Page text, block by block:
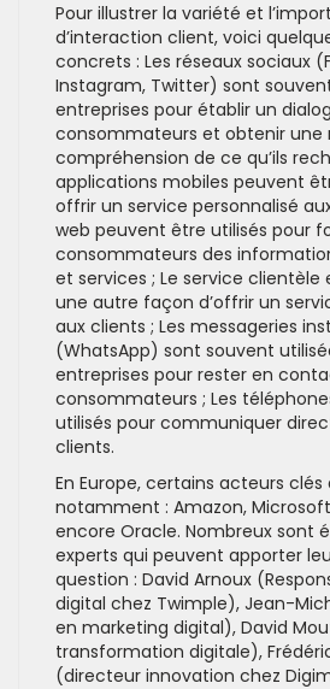
Pour illustrer la variété et
d’interaction client, voici
concrets : Les réseaux sociaux
Instagram, Twitter) sont
entreprises pour établir un
consommateurs et obtenir une
compréhension de ce qu’ils
applications mobiles peuvent
offrir un service personnalisé
web peuvent être utilisés pour
consommateurs des
et services ; Le service clientèle
une autre façon d’offrir un
aux clients ; Les messageries
(WhatsApp) sont souvent
entreprises pour rester en
consommateurs ; Les
utilisés pour communiquer
clients.
En Europe, certains acteurs
notamment : Amazon,
encore Oracle. Nombreux sont
experts qui peuvent apporter
question : David Arnoux
digital chez Twimple), Jean-
en marketing digital), David
transformation digitale),
(directeur innovation chez